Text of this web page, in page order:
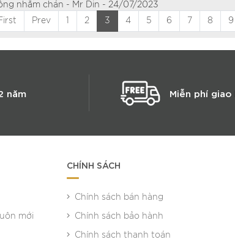
nhằm chán - Mr Din - 24/07/2023
Prev 2 3 4 5 6 7 8 9
năm Miễn phí
mới
CHÍNH SÁCH
Chính sách bán hàng
Chính sách bảo hành
Chính sách thanh toán